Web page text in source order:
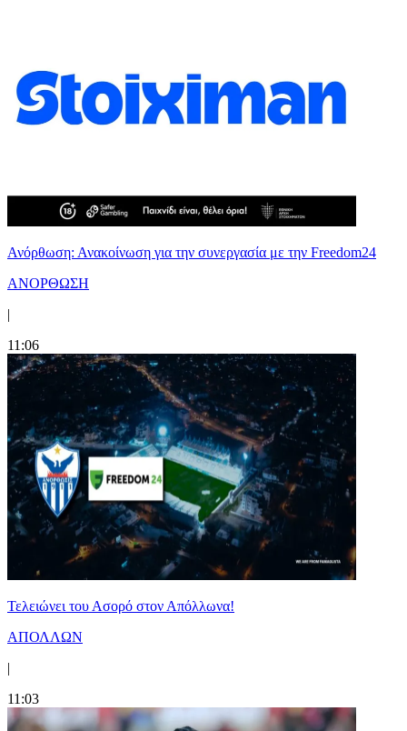
Ανόρθωση: Ανακοίνωση για την συνεργασία με την Freedom24
ΑΝΟΡΘΩΣΗ
|
11:06
Τελειώνει του Ασορό στον Απόλλωνα!
ΑΠΟΛΛΩΝ
|
11:03